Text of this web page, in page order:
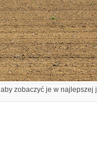
zobaczyć je w najlepszej